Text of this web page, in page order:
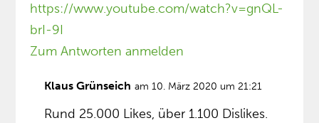
https://www.youtube.com/watch?v=gnQL-
brI-9I
Zum Antworten anmelden
Klaus Grünseich am 10. März 2020 um 21:21
Rund 25.000 Likes, über 1.100 Dislikes.